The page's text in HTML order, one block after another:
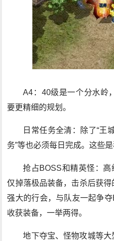
A4：40级是一个分水岭
要更精细的规划。
日常任务全清：除了“王
务”等也必须每日完成。这些
抢占BOSS和精英怪：
仅掉落极品装备，击杀后获
强大的行会，与队友一起争
收获装备，一举两得。
地下夺宝、怪物攻城等